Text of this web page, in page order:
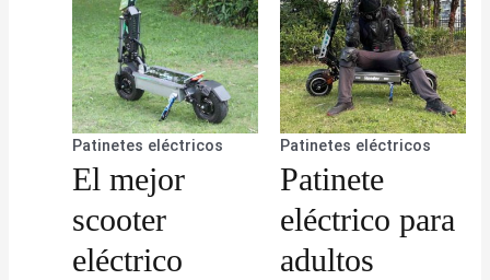
Patinetes eléctricos
El mejor
scooter
eléctrico
Patinetes eléctricos
Patinete
eléctrico para
adultos